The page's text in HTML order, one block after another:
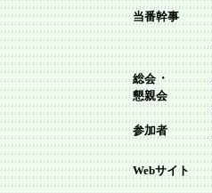
当番幹事
総会・
懇親会
参加者
Webサイト